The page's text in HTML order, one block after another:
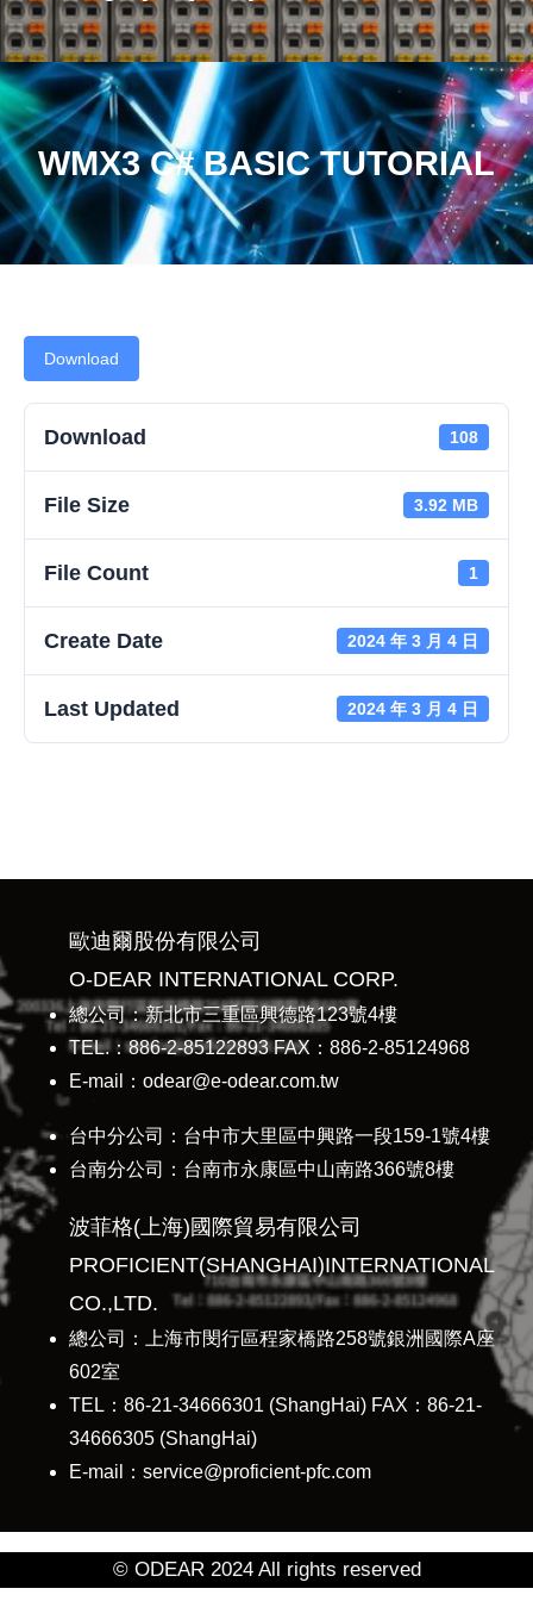
WMX3 C# BASIC TUTORIAL
Download
Download 108
File Size 3.92 MB
File Count 1
Create Date 2024 年 3 月 4 日
Last Updated 2024 年 3 月 4 日
歐迪爾股份有限公司
O-DEAR INTERNATIONAL CORP.
總公司：新北市三重區興德路123號4樓
TEL.：886-2-85122893 FAX：886-2-85124968
E-mail：odear@e-odear.com.tw
台中分公司：台中市大里區中興路一段159-1號4樓
台南分公司：台南市永康區中山南路366號8樓
波菲格(上海)國際貿易有限公司
PROFICIENT(SHANGHAI)INTERNATIONAL
CO.,LTD.
總公司：上海市閔行區程家橋路258號銀洲國際A座
602室
TEL：86-21-34666301 (ShangHai) FAX：86-21-
34666305 (ShangHai)
E-mail：service@proficient-pfc.com
© ODEAR 2024 All rights reserved